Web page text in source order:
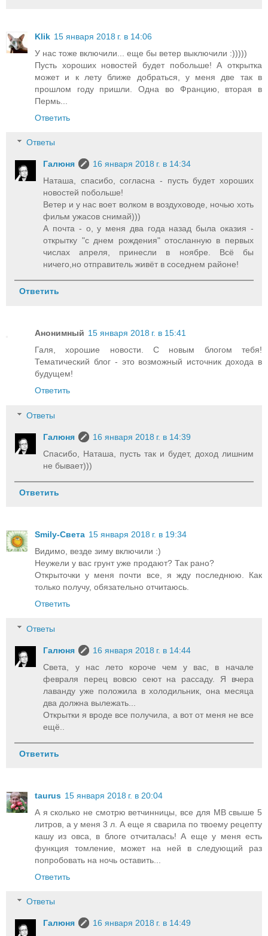
Klik 15 января 2018 г. в 14:06
У нас тоже включили... еще бы ветер выключили :)))))
Пусть хороших новостей будет побольше! А открытка
может и к лету ближе добраться, у меня две так в
прошлом году пришли. Одна во Францию, вторая в
Пермь...
Ответить
Ответы
Галюня
16 января 2018 г. в 14:34
Наташа, спасибо, согласна - пусть будет хороших
новостей побольше!
Ветер и у нас воет волком в воздуховоде, ночью хоть
фильм ужасов снимай)))
А почта - о, у меня два года назад была оказия -
открытку "с днем рождения" отосланную в первых
числах апреля, принесли в ноябре. Всё бы
ничего,но отправитель живёт в соседнем районе!
Ответить
Анонимный 15 января 2018 г. в 15:41
Галя, хорошие новости. С новым блогом тебя!
Тематический блог - это возможный источник дохода в
будущем!
Ответить
Ответы
Галюня
16 января 2018 г. в 14:39
Спасибо, Наташа, пусть так и будет, доход лишним
не бывает)))
Ответить
Smily-Света 15 января 2018 г. в 19:34
Видимо, везде зиму включили :)
Неужели у вас грунт уже продают? Так рано?
Открыточки у меня почти все, я жду последнюю. Как
только получу, обязательно отчитаюсь.
Ответить
Ответы
Галюня
16 января 2018 г. в 14:44
Света, у нас лето короче чем у вас, в начале
февраля перец вовсю сеют на рассаду. Я вчера
лаванду уже положила в холодильник, она месяца
два должна вылежать...
Открытки я вроде все получила, а вот от меня не все
ещё..
Ответить
taurus 15 января 2018 г. в 20:04
А я сколько не смотрю ветчинницы, все для МВ свыше 5
литров, а у меня 3 л. А еще я сварила по твоему рецепту
кашу из овса, в блоге отчиталась! А еще у меня есть
функция томление, может на ней в следующий раз
попробовать на ночь оставить...
Ответить
Ответы
Галюня
16 января 2018 г. в 14:49